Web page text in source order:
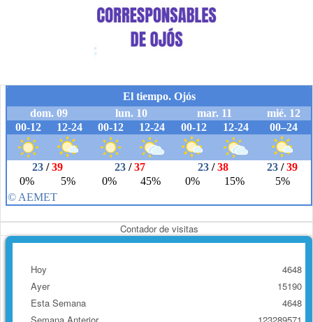
Contador de visitas
Hoy
Ayer
Esta Semana
4648
15190
4648